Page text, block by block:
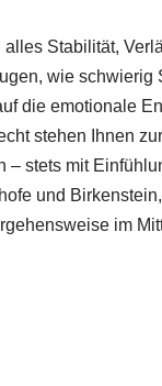
Stabilität,
wie schwierig
die emotionale
stehen Ihnen
– stets mit
und
im